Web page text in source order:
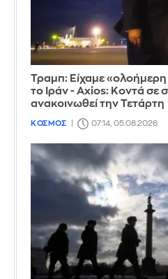
Τραμπ: Είχαμε
το Ιράν - Axios: Κοντά σε
ανακοινωθεί την Τετάρτη
ΚΟΣΜΟΣ 07:14, 05.08.2026